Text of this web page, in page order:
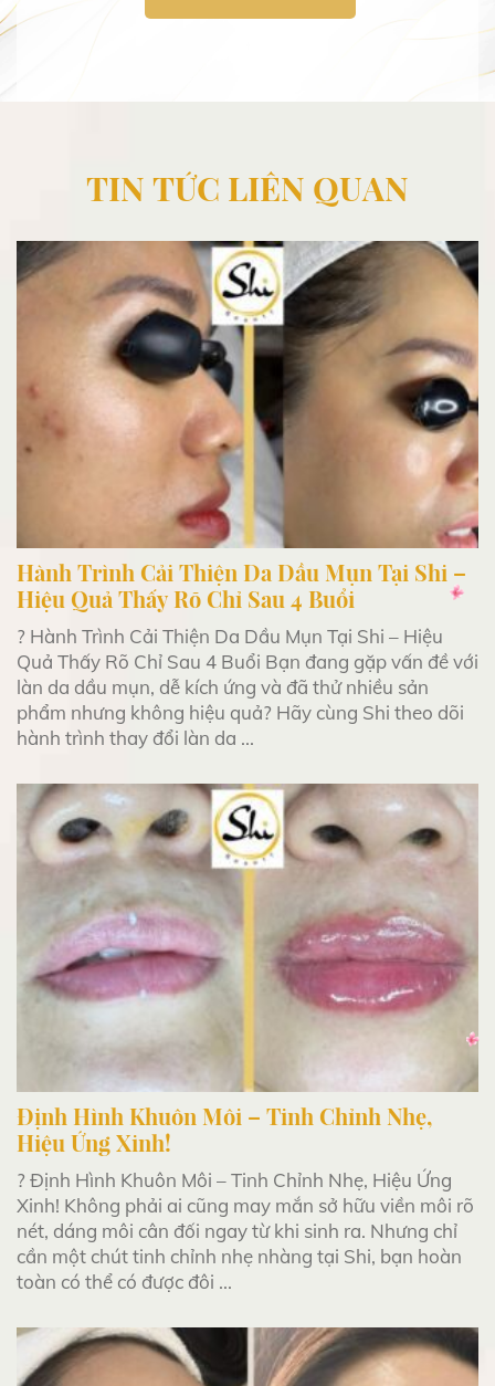
TIN TỨC LIÊN QUAN
Hành Trình Cải Thiện Da Dầu Mụn Tại Shi –
Hiệu Quả Thấy Rõ Chỉ Sau 4 Buổi
? Hành Trình Cải Thiện Da Dầu Mụn Tại Shi – Hiệu
Quả Thấy Rõ Chỉ Sau 4 Buổi Bạn đang gặp vấn đề với
làn da dầu mụn, dễ kích ứng và đã thử nhiều sản
phẩm nhưng không hiệu quả? Hãy cùng Shi theo dõi
hành trình thay đổi làn da ...
Định Hình Khuôn Môi – Tinh Chỉnh Nhẹ,
Hiệu Ứng Xinh!
? Định Hình Khuôn Môi – Tinh Chỉnh Nhẹ, Hiệu Ứng
Xinh! Không phải ai cũng may mắn sở hữu viền môi rõ
nét, dáng môi cân đối ngay từ khi sinh ra. Nhưng chỉ
cần một chút tinh chỉnh nhẹ nhàng tại Shi, bạn hoàn
toàn có thể có được đôi ...